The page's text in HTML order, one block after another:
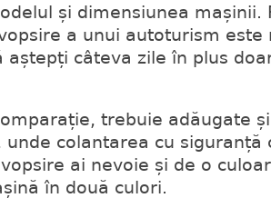
și dimensiunea mașinii.
a unui autoturism
aștepți câteva zile în plus
trebuie adăugate
unde colantarea cu siguranță
ai nevoie și de o
în două culori.